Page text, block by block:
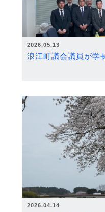
2026.05.13
浪江町議会議員が学
2026.04.14